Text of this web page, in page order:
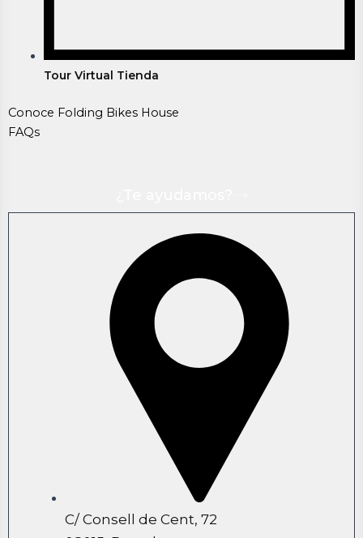
Tour Virtual Tienda
Conoce Folding Bikes House
FAQs
C/ Consell de Cent, 72